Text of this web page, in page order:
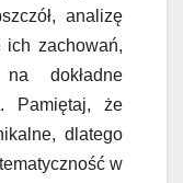
analizę
ich zachowań,
dokładne
Pamiętaj, że
dlatego
w